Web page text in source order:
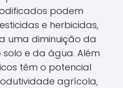
podem
e herbicidas,
uma diminuição da
e da água. Além
têm o potencial
agrícola,